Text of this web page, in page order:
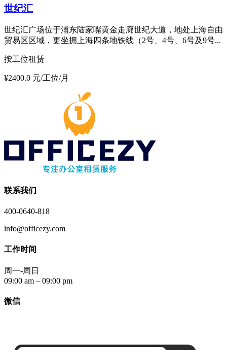
世纪汇
世纪汇广场位于浦东陆家嘴黄金走廊世纪大道，地处上海自由
贸易区区域，更坐拥上海四条地铁线（2号、4号、6号及9号...
按工位租赁
¥2400.0 元/工位/月
联系我们
400-0640-818
info@officezy.com
工作时间
周一-周日
09:00 am – 09:00 pm
微信